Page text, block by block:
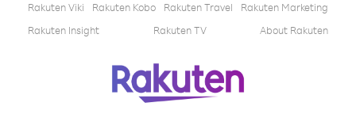
Rakuten Viki Rakuten Kobo Rakuten Travel
Rakuten Marketing
Rakuten Insight
Rakuten TV About Rakuten